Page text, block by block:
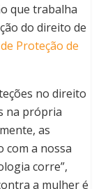
que trabalha
do direito de
Proteção de
no direito
na própria
as
com a nossa
corre”,
a mulher é